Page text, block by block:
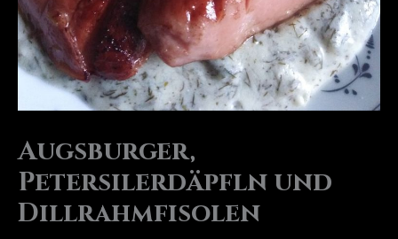
Augsburger,
Petersilerdäpfln und
Dillrahmfisolen